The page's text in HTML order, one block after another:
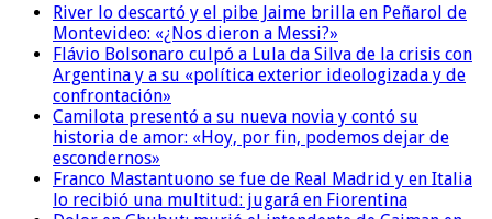
River lo descartó y el pibe Jaime brilla en Peñarol de
Montevideo: «¿Nos dieron a Messi?»
Flávio Bolsonaro culpó a Lula da Silva de la crisis con
Argentina y a su «política exterior ideologizada y de
confrontación»
Camilota presentó a su nueva novia y contó su
historia de amor: «Hoy, por fin, podemos dejar de
escondernos»
Franco Mastantuono se fue de Real Madrid y en Italia
lo recibió una multitud: jugará en Fiorentina